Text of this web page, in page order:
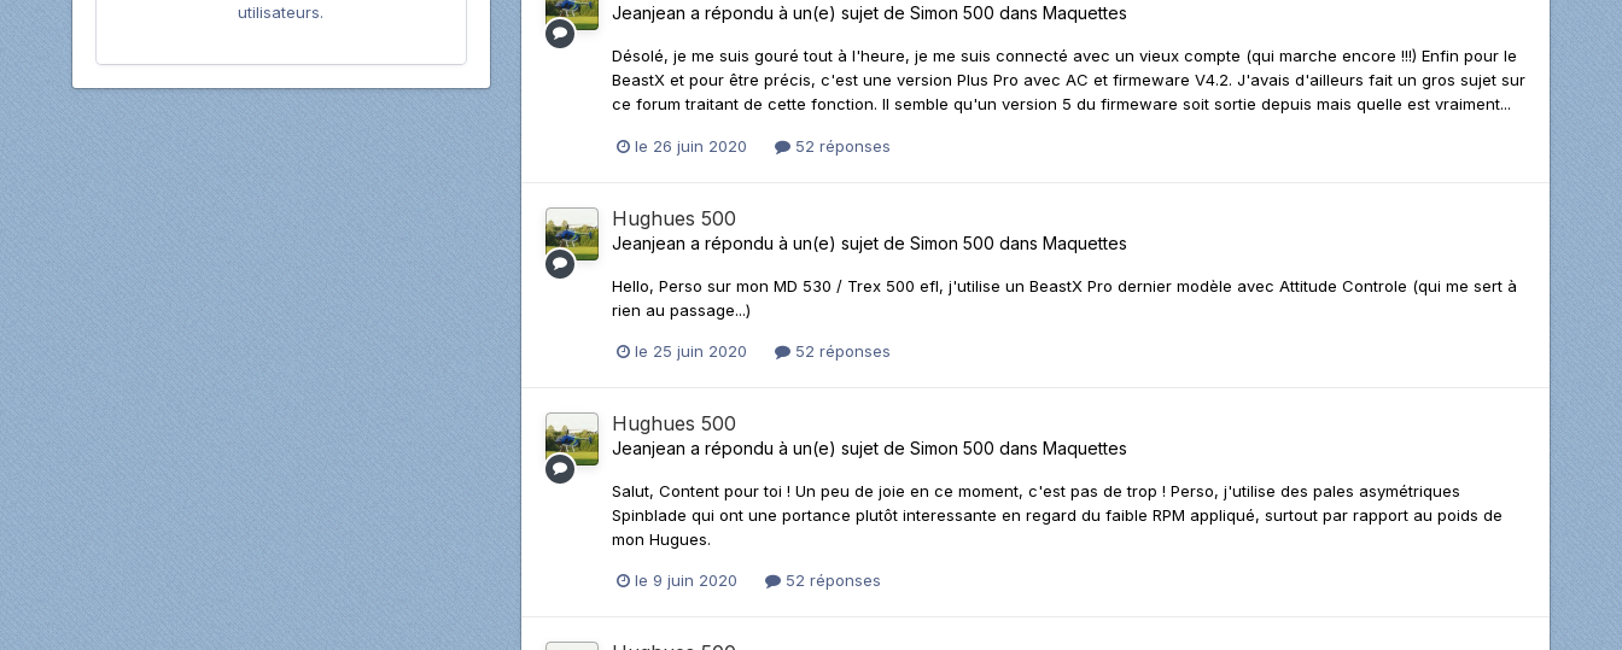
utilisateurs.
Jeanjean a répondu à un(e) sujet de Simon 500 dans Maquettes
Désolé, je me suis gouré tout à l'heure, je me suis connecté avec un vieux compte (qui marche encore !!!) Enfin pour le
BeastX et pour être précis, c'est une version Plus Pro avec AC et firmeware V4.2. J'avais d'ailleurs fait un gros sujet sur
ce forum traitant de cette fonction. Il semble qu'un version 5 du firmeware soit sortie depuis mais quelle est vraiment...
le 26 juin 2020 52 réponses
Hughues 500
Jeanjean a répondu à un(e) sujet de Simon 500 dans Maquettes
Hello, Perso sur mon MD 530 / Trex 500 efl, j'utilise un BeastX Pro dernier modèle avec Attitude Controle (qui me sert à
rien au passage...)
le 25 juin 2020 52 réponses
Hughues 500
Jeanjean a répondu à un(e) sujet de Simon 500 dans Maquettes
Salut, Content pour toi ! Un peu de joie en ce moment, c'est pas de trop ! Perso, j'utilise des pales asymétriques
Spinblade qui ont une portance plutôt interessante en regard du faible RPM appliqué, surtout par rapport au poids de
mon Hugues.
le 9 juin 2020 52 réponses